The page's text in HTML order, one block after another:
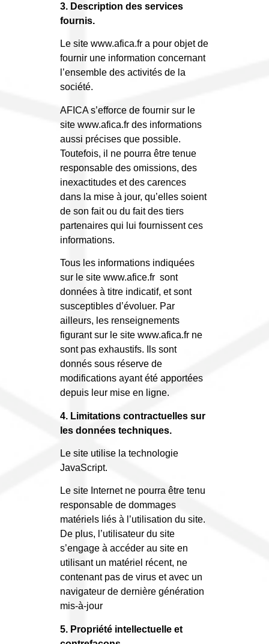
3. Description des services
fournis.
Le site www.afica.fr a pour objet de
fournir une information concernant
l’ensemble des activités de la
société.
AFICA s’efforce de fournir sur le
site www.afica.fr des informations
aussi précises que possible.
Toutefois, il ne pourra être tenue
responsable des omissions, des
inexactitudes et des carences
dans la mise à jour, qu’elles soient
de son fait ou du fait des tiers
partenaires qui lui fournissent ces
informations.
Tous les informations indiquées
sur le site www.afice.fr sont
données à titre indicatif, et sont
susceptibles d’évoluer. Par
ailleurs, les renseignements
figurant sur le site www.afica.fr ne
sont pas exhaustifs. Ils sont
donnés sous réserve de
modifications ayant été apportées
depuis leur mise en ligne.
4. Limitations contractuelles sur
les données techniques.
Le site utilise la technologie
JavaScript.
Le site Internet ne pourra être tenu
responsable de dommages
matériels liés à l’utilisation du site.
De plus, l’utilisateur du site
s’engage à accéder au site en
utilisant un matériel récent, ne
contenant pas de virus et avec un
navigateur de dernière génération
mis-à-jour
5. Propriété intellectuelle et